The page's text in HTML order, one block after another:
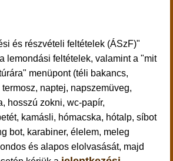
és részvételi feltételek (ÁSzF)"
lemondási feltételek, valamint a "mit
menüpont (téli bakancs,
naptej, napszemüveg,
hosszú zokni, wc-papír,
kamásli, hómacska, hótalp, síbot
bot, karabiner, élelem, meleg
és alapos elolvasását, majd